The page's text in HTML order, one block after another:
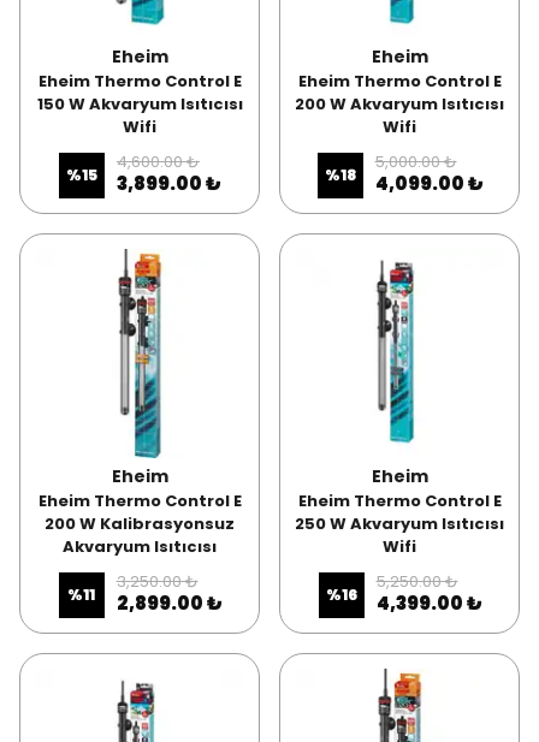
Eheim
Eheim Thermo Control E
150 W Akvaryum Isıtıcısı
Wifi
%15
4,600.00 ₺
3,899.00 ₺
Eheim
Eheim Thermo Control E
200 W Akvaryum Isıtıcısı
Wifi
%18
5,000.00 ₺
4,099.00 ₺
Eheim
Eheim Thermo Control E
200 W Kalibrasyonsuz
Akvaryum Isıtıcısı
%11
3,250.00 ₺
2,899.00 ₺
Eheim
Eheim Thermo Control E
250 W Akvaryum Isıtıcısı
Wifi
%16
5,250.00 ₺
4,399.00 ₺